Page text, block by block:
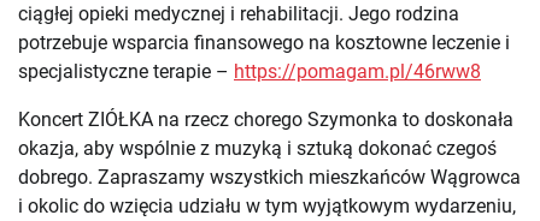
ciągłej opieki medycznej i rehabilitacji. Jego rodzina
potrzebuje wsparcia finansowego na kosztowne leczenie i
specjalistyczne terapie – https://pomagam.pl/46rww8
Koncert ZIÓŁKA na rzecz chorego Szymonka to doskonała
okazja, aby wspólnie z muzyką i sztuką dokonać czegoś
dobrego. Zapraszamy wszystkich mieszkańców Wągrowca
i okolic do wzięcia udziału w tym wyjątkowym wydarzeniu,